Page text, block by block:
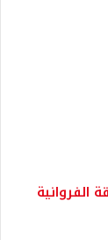
الفروانية